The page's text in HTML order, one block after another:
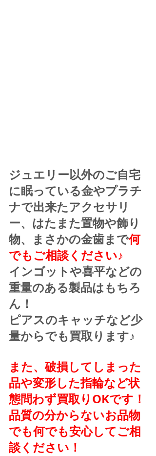
ジュエリー以外のご自宅
に眠っている金やプラチ
ナで出来たアクセサリ
ー、はたまた置物や飾り
物、まさかの金歯まで何
でもご相談ください♪
インゴットや喜平などの
重量のある製品はもちろ
ん！
ピアスのキャッチなど少
量からでも買取ります♪
また、破損してしまった
品や変形した指輪など状
態問わず買取りOKです！
品質の分からないお品物
でも何でも安心してご相
談ください！